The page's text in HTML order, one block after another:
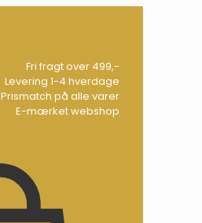
Fri fragt over 499,-
Levering 1-4 hverdage
Prismatch på alle varer
E-mærket webshop